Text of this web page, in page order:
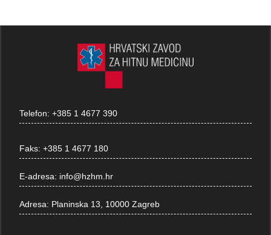
Telefon:+385 1 4677 390
Faks:+385 1 4677 180
E-adresa: info@hzhm.hr
Adresa: Planinska 13, 10000 Zagreb